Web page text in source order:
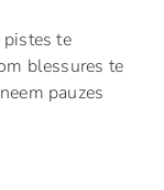
te
blessures te
pauzes